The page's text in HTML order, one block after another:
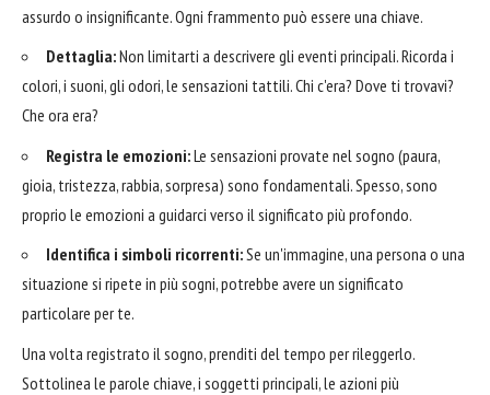
assurdo o insignificante. Ogni frammento può essere una chiave.
Dettaglia:Non limitarti a descrivere gli eventi principali. Ricorda i
colori, i suoni, gli odori, le sensazioni tattili. Chi c'era? Dove ti trovavi?
Che ora era?
Registra le emozioni:Le sensazioni provate nel sogno (paura,
gioia, tristezza, rabbia, sorpresa) sono fondamentali. Spesso, sono
proprio le emozioni a guidarci verso il significato più profondo.
Identifica i simboli ricorrenti:Se un'immagine, una persona o una
situazione si ripete in più sogni, potrebbe avere un significato
particolare per te.
Una volta registrato il sogno, prenditi del tempo per rileggerlo.
Sottolinea le parole chiave, i soggetti principali, le azioni più